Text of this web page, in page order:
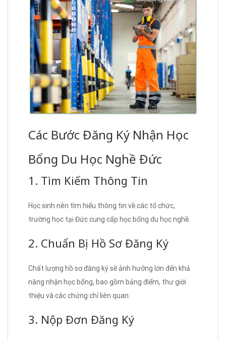
Các Bước Đăng Ký Nhận Học
Bổng Du Học Nghề Đức
1. Tìm Kiếm Thông Tin
Học sinh nên tìm hiểu thông tin về các tổ chức,
trường học tại Đức cung cấp học bổng du học nghề.
2. Chuẩn Bị Hồ Sơ Đăng Ký
Chất lượng hồ sơ đăng ký sẽ ảnh hưởng lớn đến khả
năng nhận học bổng, bao gồm bảng điểm, thư giới
thiệu và các chứng chỉ liên quan.
3. Nộp Đơn Đăng Ký